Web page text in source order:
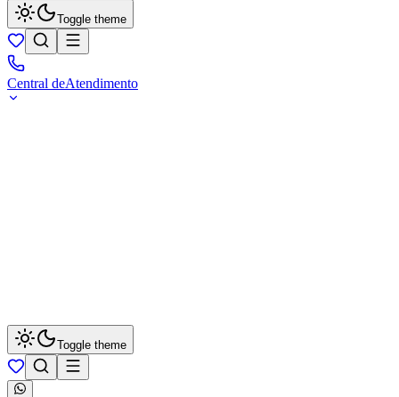
Toggle theme
Central deAtendimento
Toggle theme